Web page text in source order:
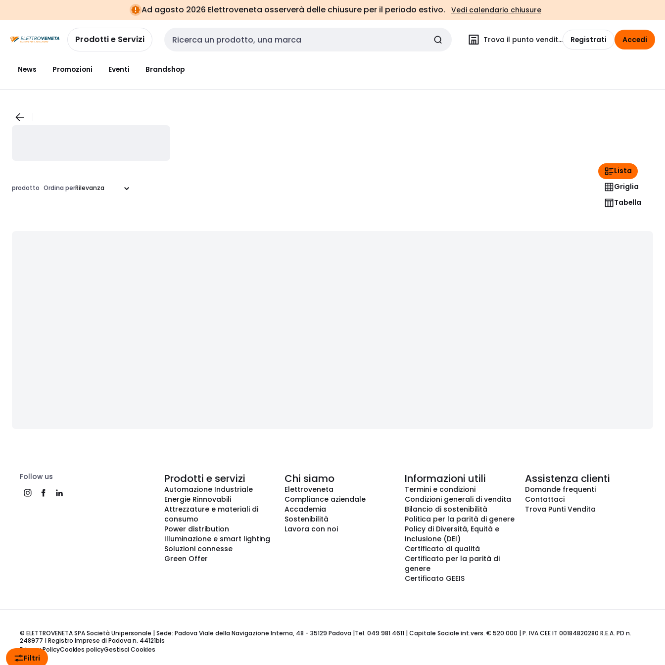
navigazionealla
pagina
Ad agosto 2026 Elettroveneta osserverà delle chiusure per il periodo estivo. Vedi calendario chiusure
Prodotti e Servizi Cerca input Trova il punto vendita Registrati Accedi
News Promozioni Eventi Brandshop
Filtri
prodotto Ordina per
Lista
Griglia
Tabella
Follow us Prodotti e servizi
Automazione Industriale
Energie Rinnovabili
Attrezzature e materiali di
consumo
Power distribution
Illuminazione e smart lighting
Soluzioni connesse
Green Offer
Chi siamo
Elettroveneta
Compliance aziendale
Accademia
Sostenibilità
Lavora con noi
Informazioni utili
Termini e condizioni
Condizioni generali di vendita
Bilancio di sostenibilità
Politica per la parità di genere
Policy di Diversità, Equità e
Inclusione (DEI)
Certificato di qualità
Certificato per la parità di
genere
Certificato GEEIS
Assistenza clienti
Domande frequenti
Contattaci
Trova Punti Vendita
© ELETTROVENETA SPA Società Unipersonale | Sede: Padova Viale della Navigazione Interna, 48 - 35129 Padova |Tel. 049 981 4611 | Capitale Sociale int.vers. € 520.000 | P. IVA CEE IT 00184820280 R.E.A. PD n.
248977 | Registro Imprese di Padova n. 44121bis
Privacy PolicyCookies policyGestisci Cookies